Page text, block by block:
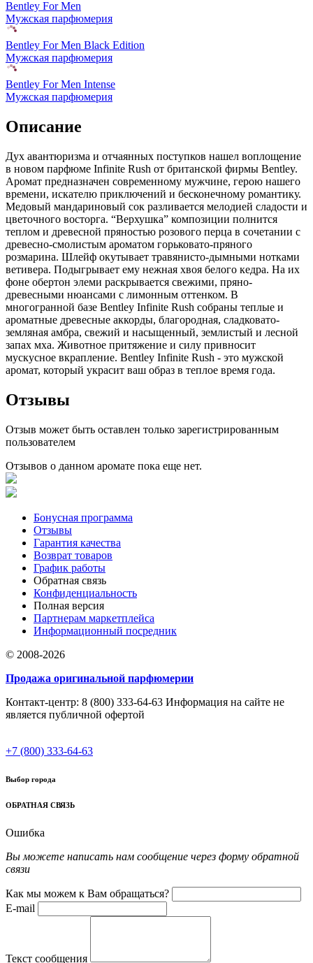
Bentley For Men
Мужская парфюмерия
Bentley For Men Black Edition
Мужская парфюмерия
Bentley For Men Intense
Мужская парфюмерия
Описание
Дух авантюризма и отчаянных поступков нашел воплощение
в новом парфюме Infinite Rush от британской фирмы Bentley.
Аромат предназначен современному мужчине, герою нашего
времени, искателю приключений и бесконечному романтику.
Медовый мандариновый сок разливается мелодией сладости и
цветочного восторга. “Верхушка” композиции полнится
теплом и древесной пряностью розового перца в сочетании с
древесно-смолистым ароматом горьковато-пряного
розмарина. Шлейф окутывает травянисто-дымными нотками
ветивера. Подыгрывает ему нежная хвоя белого кедра. На их
фоне обертон элеми раскрывается свежими, пряно-
древесными нюансами с лимонным оттенком. В
многогранной базе Bentley Infinite Rush собраны теплые и
ароматные древесные аккорды, благородная, сладковато-
земляная амбра, свежий и насыщенный, землистый и лесной
запах мха. Животное притяжение и силу привносит
мускусное вкрапление. Bentley Infinite Rush - это мужской
аромат, который украсит ваш образ в теплое время года.
Отзывы
Отзыв может быть оставлен только зарегистрированным
пользователем
Отзывов о данном аромате пока еще нет.
Бонусная программа
Отзывы
Гарантия качества
Возврат товаров
График работы
Обратная связь
Конфиденциальность
Полная версия
Партнерам маркетплейса
Информационный посредник
© 2008-2026
Продажа оригинальной парфюмерии
Контакт-центр: 8 (800) 333-64-63 Информация на сайте не
является публичной офертой
+7 (800) 333-64-63
Выбор города
ОБРАТНАЯ СВЯЗЬ
Ошибка
Вы можете написать нам сообщение через форму обратной
связи
Как мы можем к Вам обращаться?
E-mail
Текст сообщения